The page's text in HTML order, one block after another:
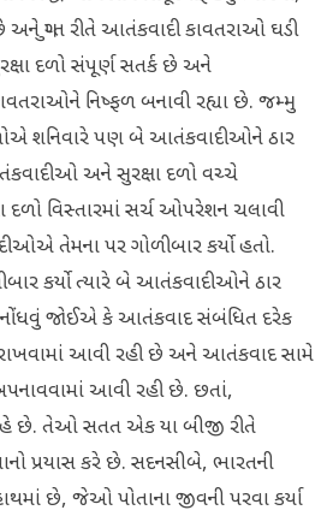
ગુપ્ત રીતે આતંકવાદી કાવતરાઓ ઘડી
દળો સંપૂર્ણ સતર્ક છે અને
નિષ્ફળ બનાવી રહ્યા છે. જમ્મુ
શનિવારે પણ બે આતંકવાદીઓને ઠાર
અને સુરક્ષા દળો વચ્ચે
દળો વિસ્તારમાં સર્ચ ઓપરેશન ચલાવી
તેમના પર ગોળીબાર કર્યો હતો.
કર્યો ત્યારે બે આતંકવાદીઓને ઠાર
જોઈએ કે આતંકવાદ સંબંધિત દરેક
રાખવામાં આવી રહી છે અને આતંકવાદ સામે
આવી રહી છે. છતાં,
છે. તેઓ સતત એક યા બીજી રીતે
પ્રયાસ કરે છે. સદનસીબે, ભારતની
છે, જેઓ પોતાના જીવની પરવા કર્યા